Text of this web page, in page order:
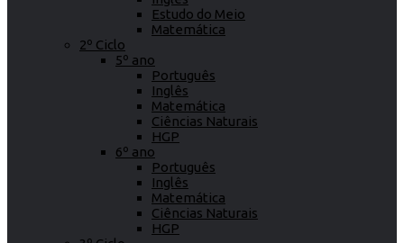
Estudo do Meio
Matemática
2º Ciclo
5º ano
Português
Inglês
Matemática
Ciências Naturais
HGP
6º ano
Português
Inglês
Matemática
Ciências Naturais
HGP